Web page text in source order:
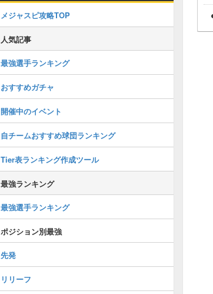
メジャスピ攻略TOP
人気記事
最強選手ランキング
おすすめガチャ
開催中のイベント
自チームおすすめ球団ランキング
Tier表ランキング作成ツール
最強ランキング
最強選手ランキング
ポジション別最強
先発
リリーフ